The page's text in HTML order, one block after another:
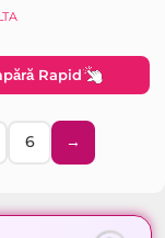
Rapid
6 →